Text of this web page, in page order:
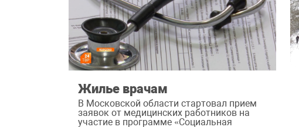
Жилье врачам
В Московской области стартовал прием
заявок от медицинских работников на
участие в программе «Социальная